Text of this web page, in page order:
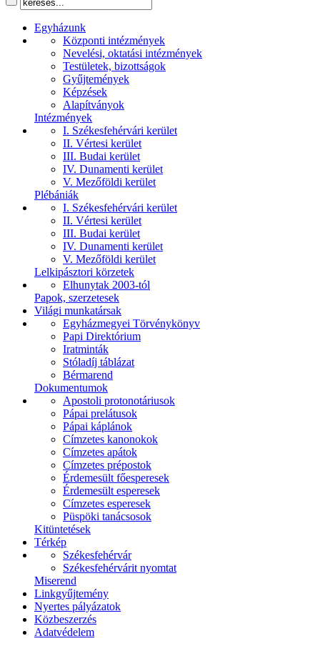
Egyházunk
Központi intézmények
Nevelési, oktatási intézmények
Testületek, bizottságok
Gyűjtemények
Képzések
Alapítványok
Intézmények
I. Székesfehérvári kerület
II. Vértesi kerület
III. Budai kerület
IV. Dunamenti kerület
V. Mezőföldi kerület
Plébániák
I. Székesfehérvári kerület
II. Vértesi kerület
III. Budai kerület
IV. Dunamenti kerület
V. Mezőföldi kerület
Lelkipásztori körzetek
Elhunytak 2003-tól
Papok, szerzetesek
Világi munkatársak
Egyházmegyei Törvénykönyv
Papi Direktórium
Iratminták
Stóladíj táblázat
Bérmarend
Dokumentumok
Apostoli protonotáriusok
Pápai prelátusok
Pápai káplánok
Címzetes kanonokok
Címzetes apátok
Címzetes prépostok
Érdemesült főesperesek
Érdemesült esperesek
Címzetes esperesek
Püspöki tanácsosok
Kitüntetések
Térkép
Székesfehérvár
Székesfehérvárit nyomtat
Miserend
Linkgyűjtemény
Nyertes pályázatok
Közbeszerzés
Adatvédelem